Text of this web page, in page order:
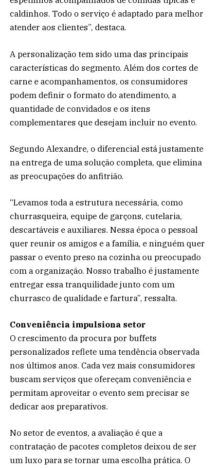
caldinhos. Todo o serviço é adaptado para melhor
atender aos clientes”, destaca.
A personalização tem sido uma das principais
características do segmento. Além dos cortes de
carne e acompanhamentos, os consumidores
podem definir o formato do atendimento, a
quantidade de convidados e os itens
complementares que desejam incluir no evento.
Segundo Alexandre, o diferencial está justamente
na entrega de uma solução completa, que elimina
as preocupações do anfitrião.
“Levamos toda a estrutura necessária, como
churrasqueira, equipe de garçons, cutelaria,
descartáveis e auxiliares. Nessa época o pessoal
quer reunir os amigos e a família, e ninguém quer
passar o evento preso na cozinha ou preocupado
com a organização. Nosso trabalho é justamente
entregar essa tranquilidade junto com um
churrasco de qualidade e fartura”, ressalta.
Conveniência impulsiona setor
O crescimento da procura por buffets
personalizados reflete uma tendência observada
nos últimos anos. Cada vez mais consumidores
buscam serviços que ofereçam conveniência e
permitam aproveitar o evento sem precisar se
dedicar aos preparativos.
No setor de eventos, a avaliação é que a
contratação de pacotes completos deixou de ser
um luxo para se tornar uma escolha prática. O